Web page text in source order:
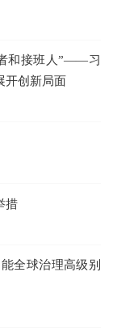
和接班人”——习
开创新局面
措
全球治理高级别